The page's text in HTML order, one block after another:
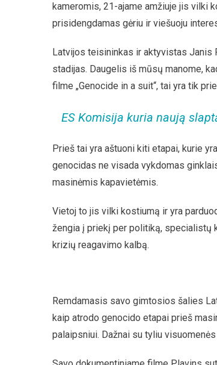
kameromis, 21-ajame amžiuje jis vilki
prisidengdamas gėriu ir viešuoju
Latvijos teisininkas ir aktyvistas Janis
stadijas. Daugelis iš mūsų manome,
filme „Genocide in a suit“, tai yra tik
ES Komisija kuria naują
Prieš tai yra aštuoni kiti etapai, kurie
genocidas ne visada vykdomas
masinėmis kapavietėmis.
Vietoj to jis vilki kostiumą ir yra
žengia į priekį per politiką, specialistų
krizių reagavimo kalbą.
Remdamasis savo gimtosios šalies
kaip atrodo genocido etapai prieš
palaipsniui. Dažnai su tyliu